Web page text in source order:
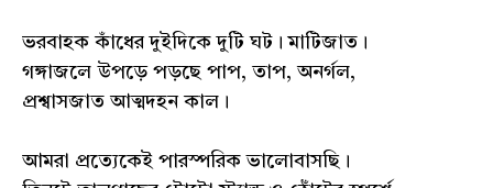
ভরবাহক কাঁধের দুইদিকে দুটি ঘট। মাটিজাত।
গঙ্গাজলে উপড়ে পড়ছে পাপ, তাপ, অনর্গল,
প্রশ্বাসজাত আত্মদহন কাল।
আমরা প্রত্যেকেই পারস্পরিক ভালোবাসছি।